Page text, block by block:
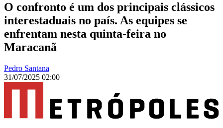
O confronto é um dos principais clássicos
interestaduais no país. As equipes se
enfrentam nesta quinta-feira no
Maracanã
Pedro Santana
31/07/2025 02:00